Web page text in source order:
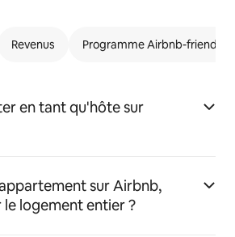
Revenus Programme Airbnb-friendly
en tant qu'hôte sur
sur Airbnb,
logement entier ?